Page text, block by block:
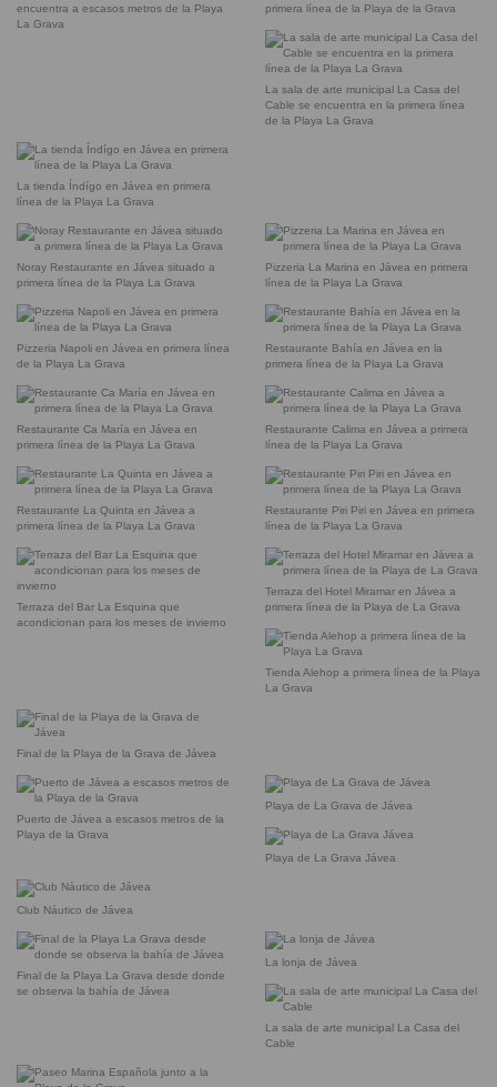
encuentra a escasos metros de la Playa
La Grava
primera línea de la Playa de la Grava
La sala de arte municipal La Casa del
Cable se encuentra en la primera línea
de la Playa La Grava
La tienda Índígo en Jávea en primera
línea de la Playa La Grava
Noray Restaurante en Jávea situado a
primera línea de la Playa La Grava
Pizzeria La Marina en Jávea en primera
línea de la Playa La Grava
Pizzeria Napoli en Jávea en primera línea
de la Playa La Grava
Restaurante Bahía en Jávea en la
primera línea de la Playa La Grava
Restaurante Ca María en Jávea en
primera línea de la Playa La Grava
Restaurante Calima en Jávea a primera
línea de la Playa La Grava
Restaurante La Quinta en Jávea a
primera línea de la Playa La Grava
Restaurante Piri Piri en Jávea en primera
línea de la Playa La Grava
Terraza del Bar La Esquina que
acondicionan para los meses de invierno
Terraza del Hotel Miramar en Jávea a
primera línea de la Playa de La Grava
Tienda Alehop a primera línea de la Playa
La Grava
Final de la Playa de la Grava de Jávea
Puerto de Jávea a escasos metros de la
Playa de la Grava
Playa de La Grava de Jávea
Playa de La Grava Jávea
Club Náutico de Jávea
Final de la Playa La Grava desde donde
se observa la bahía de Jávea
La lonja de Jávea
La sala de arte municipal La Casa del
Cable